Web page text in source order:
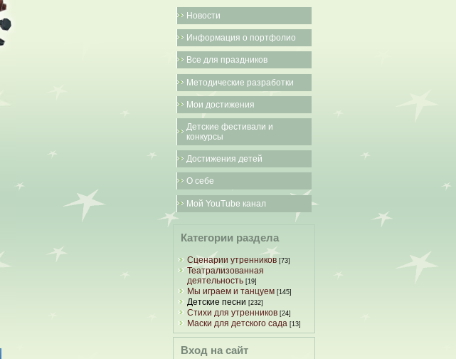
Новости
Информация о портфолио
Все для праздников
Методические разработки
Мои достижения
Детские фестивали и
конкурсы
Достижения детей
О себе
Мой YouTube канал
Категории раздела
Сценарии утренников [73]
Театрализованная
деятельность [19]
Мы играем и танцуем [145]
Детские песни [232]
Стихи для утренников [24]
Маски для детского сада [13]
Вход на сайт